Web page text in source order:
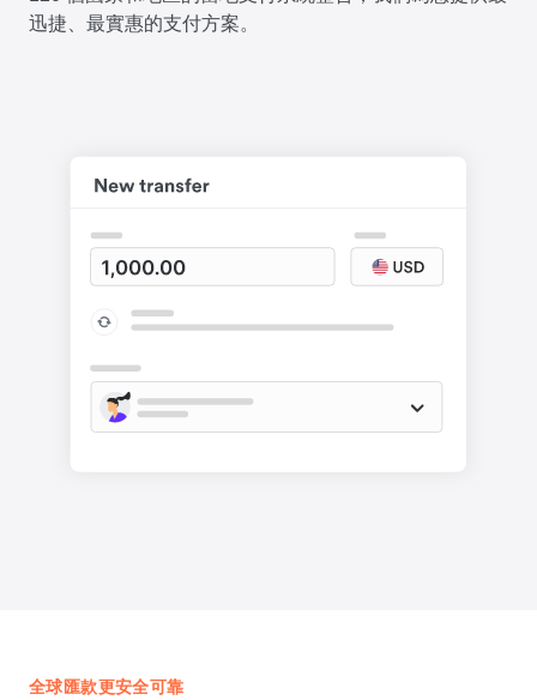
迅捷、最實惠的支付方案。
全球匯款更安全可靠